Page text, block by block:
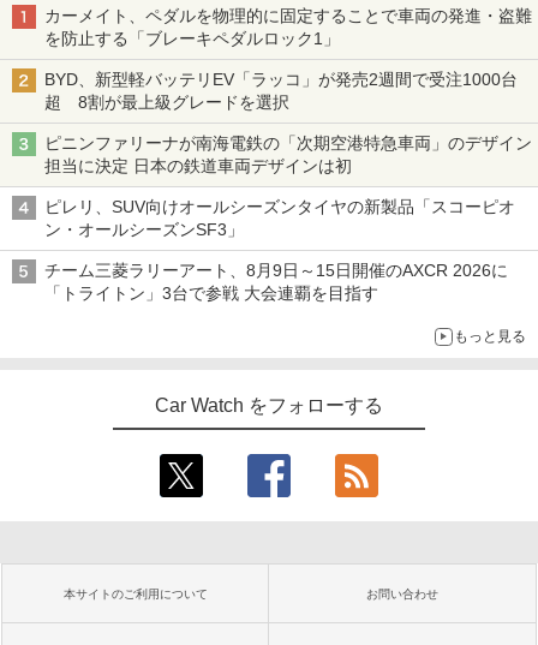
カーメイト、ペダルを物理的に固定することで車両の発進・盗難
を防止する「ブレーキペダルロック1」
BYD、新型軽バッテリEV「ラッコ」が発売2週間で受注1000台
超 8割が最上級グレードを選択
ピニンファリーナが南海電鉄の「次期空港特急車両」のデザイン
担当に決定 日本の鉄道車両デザインは初
ピレリ、SUV向けオールシーズンタイヤの新製品「スコーピオ
ン・オールシーズンSF3」
チーム三菱ラリーアート、8月9日～15日開催のAXCR 2026に
「トライトン」3台で参戦 大会連覇を目指す
もっと見る
Car Watch をフォローする
本サイトのご利用について お問い合わせ